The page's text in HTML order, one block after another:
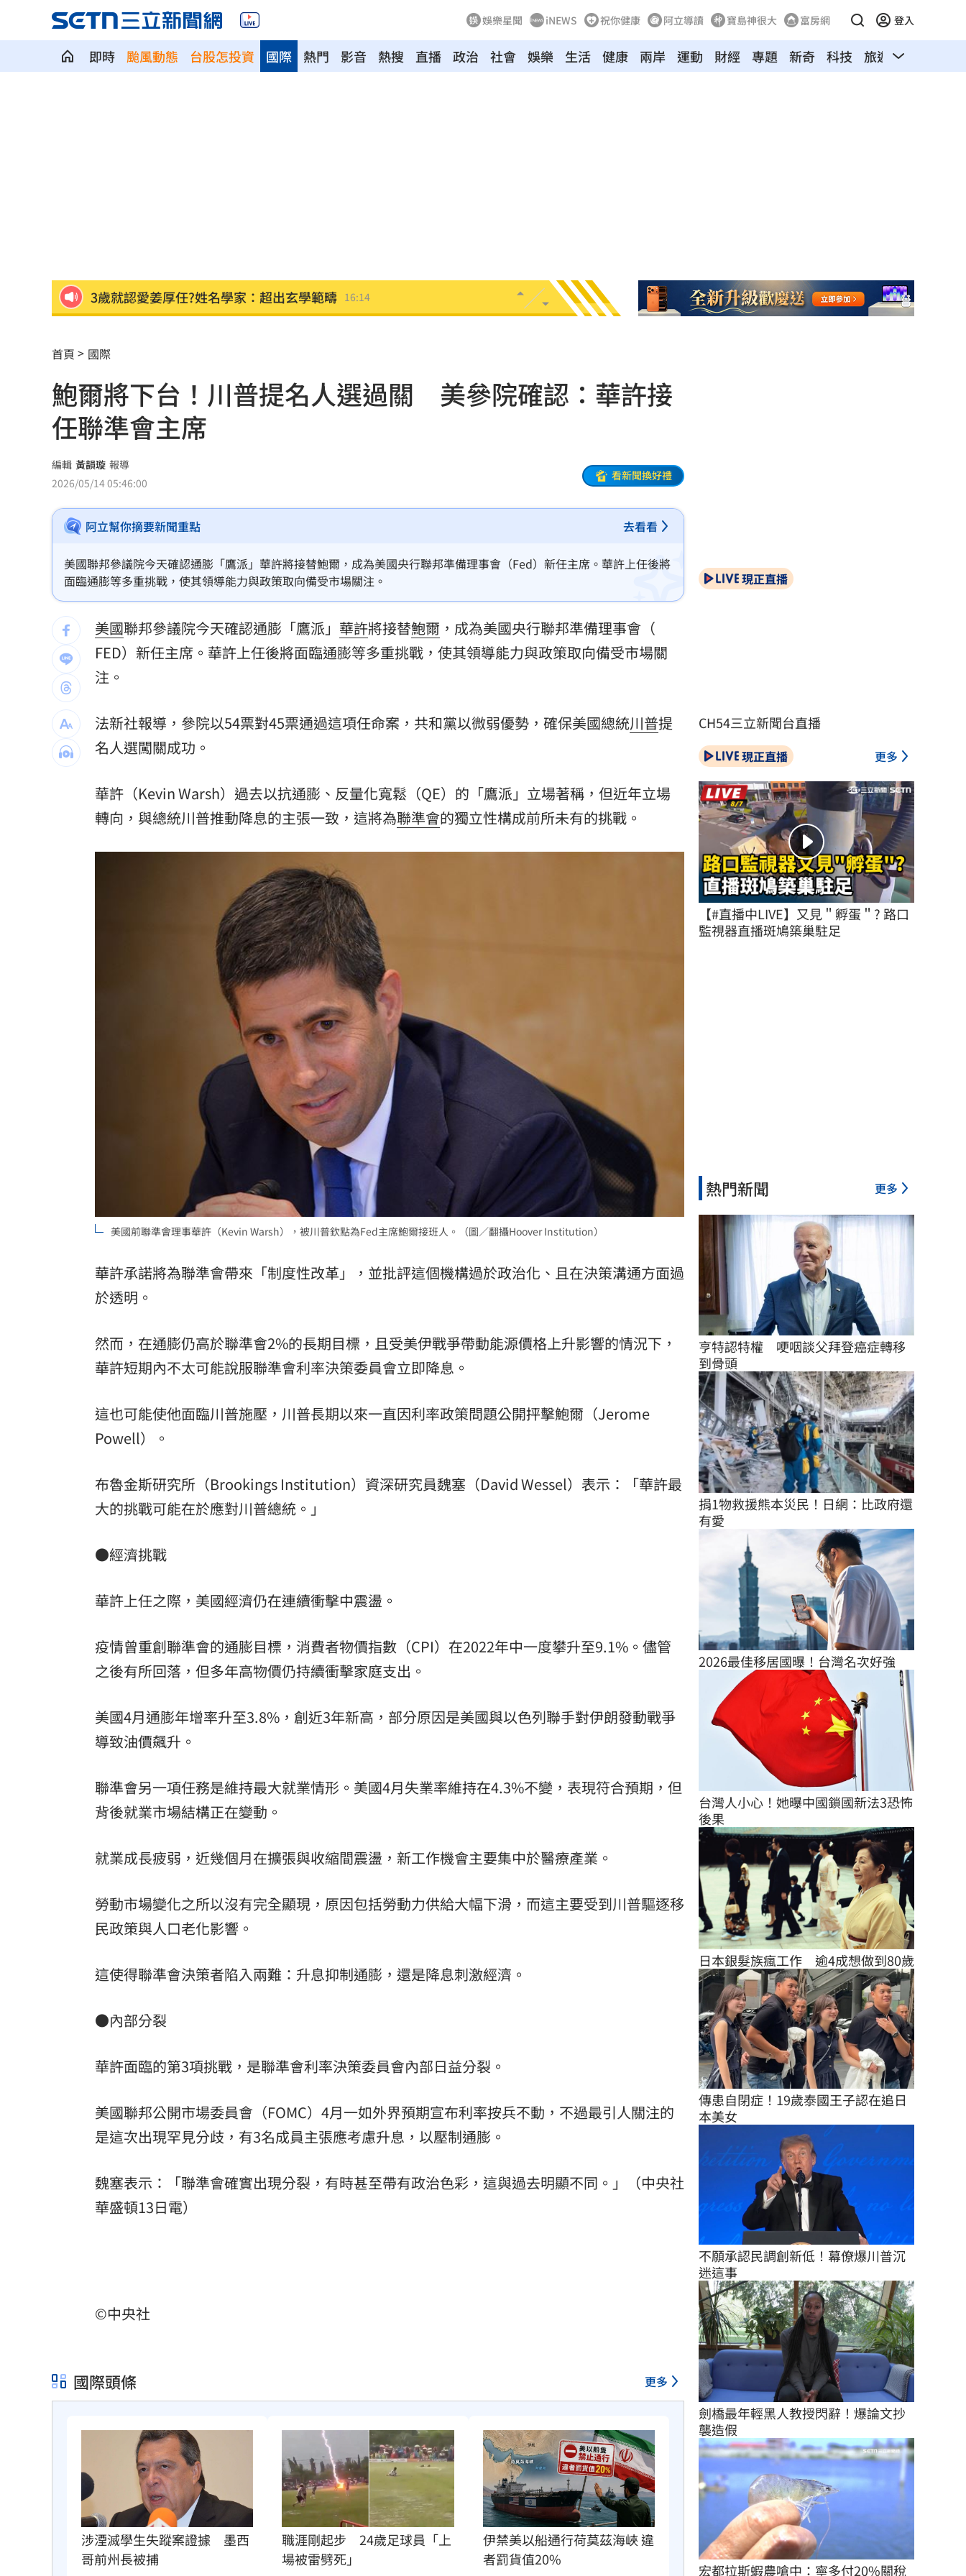
娛樂星聞 iNEWS 祝你健康 阿立導讀 寶島神很大 富房網 登入
即時 颱風動態 台股怎投資 熱門 影音 熱搜 直播 政治 社會 娛樂 生活 健康
國際 兩岸 運動 財經 專題 新奇 科技 旅遊 汽車
3歲就認愛姜厚任?姓名學家：超出玄學範疇 16:14
田路路生活拮据!74歲司馬玉嬌不忍疾呼1事
adidas推珍奶限定鞋！鞋墊藏微糖少冰密碼 16:01
台鐵帽混中國國徽帽 日管處致歉
又見三颱共存 鯨魚殘骸生成琵鷺颱風
林安可7月手感火燙卻下二軍 日媒爆原因
ATEEZ藍毯突跳震胸舞！崔傘跳完秒害羞
蔡壁如跨黨挺藍營的「她」認：藍白合不易 15:45
戀愛天花板人設破功！宋威龍翻車現場遭爆 15:42
凌晨曬懷念照惹哭網友 米可白感性告白 15:37
白海豚挾暴風擾台 飲料店玻璃門被吹倒 15:33
淡水社區高空拋物砸4車 1家3口遭警函送
台灣彩券開獎直播中 20:31
LIVE三立+24小時直播 15:27
商場戰國來臨 台中「頂奢大道」逐漸成形 12:00
台彩父親節推新刮刮樂千萬頭獎超「爸」氣 12:00
「拍片人的多重宇宙」職涯論壇9/12登場！ 10:30
8國球員齊聚高雄 Formosa 7s掀足球熱潮 10:00
理想混蛋號召粉絲跨海追星吃美食！ 18:15
首頁 國際
鮑爾將下台！川普提名人選過關 美參院確認：華許接
任聯準會主席
編輯 黃韻璇 報導
2026/05/14 05:46:00
看新聞換好禮
阿立幫你摘要新聞重點 去看看
美國聯邦參議院今天確認通膨「鷹派」華許將接替鮑爾，成為美國央行聯邦準備理事會（Fed）新任主席。華許上任後將
面臨通膨等多重挑戰，使其領導能力與政策取向備受市場關注。
美國聯邦參議院今天確認通膨「鷹派」 華許將接替鮑爾 ，成為美國央行聯邦準備理事會（
FED）新任主席。華許上任後將面臨通膨等多重挑戰，使其領導能力與政策取向備受市場關
注。
法新社報導，參院以54票對45票通過這項任命案，共和黨以微弱優勢，確保美國總統川普提
名人選闖關成功。
華許（Kevin Warsh）過去以抗通膨、反量化寬鬆（QE）的「鷹派」立場著稱，但近年立場
轉向，與總統川普推動降息的主張一致，這將為聯準會的獨立性構成前所未有的挑戰。
美國前聯準會理事華許（Kevin Warsh），被川普欽點為Fed主席鮑爾接班人。（圖／翻攝Hoover Institution）
華許承諾將為聯準會帶來「制度性改革」，並批評這個機構過於政治化、且在決策溝通方面過
於透明。
然而，在通膨仍高於聯準會2%的長期目標，且受美伊戰爭帶動能源價格上升影響的情況下，
華許短期內不太可能說服聯準會利率決策委員會立即降息。
這也可能使他面臨川普施壓，川普長期以來一直因利率政策問題公開抨擊鮑爾（Jerome
Powell）。
布魯金斯研究所（Brookings Institution）資深研究員魏塞（David Wessel）表示：「華許最
大的挑戰可能在於應對川普總統。」
●經濟挑戰
華許上任之際，美國經濟仍在連續衝擊中震盪。
疫情曾重創聯準會的通膨目標，消費者物價指數（CPI）在2022年中一度攀升至9.1%。儘管
之後有所回落，但多年高物價仍持續衝擊家庭支出。
美國4月通膨年增率升至3.8%，創近3年新高，部分原因是美國與以色列聯手對伊朗發動戰爭
導致油價飆升。
聯準會另一項任務是維持最大就業情形。美國4月失業率維持在4.3%不變，表現符合預期，但
背後就業市場結構正在變動。
就業成長疲弱，近幾個月在擴張與收縮間震盪，新工作機會主要集中於醫療產業。
勞動市場變化之所以沒有完全顯現，原因包括勞動力供給大幅下滑，而這主要受到川普驅逐移
民政策與人口老化影響。
這使得聯準會決策者陷入兩難：升息抑制通膨，還是降息刺激經濟。
●內部分裂
華許面臨的第3項挑戰，是聯準會利率決策委員會內部日益分裂。
美國聯邦公開市場委員會（FOMC）4月一如外界預期宣布利率按兵不動，不過最引人關注的
是這次出現罕見分歧，有3名成員主張應考慮升息，以壓制通膨。
魏塞表示：「聯準會確實出現分裂，有時甚至帶有政治色彩，這與過去明顯不同。」（中央社
華盛頓13日電）
©中央社
國際頭條 更多
涉湮滅學生失蹤案證據　墨西
哥前州長被捕
職涯剛起步　24歲足球員「上
場被雷劈死」
伊禁美以船通行荷莫茲海峽 違
者罰貨值20%
現正直播
CH54三立新聞台直播
現正直播 更多
【#直播中LIVE】又見＂孵蛋＂? 路口
監視器直播斑鳩築巢駐足
熱門新聞 更多
亨特認特權　哽咽談父拜登癌症轉移
到骨頭
捐1物救援熊本災民！日網：比政府還
有愛
2026最佳移居國曝！台灣名次好強
台灣人小心！她曝中國鎖國新法3恐怖
後果
日本銀髮族瘋工作　逾4成想做到80歲
傳患自閉症！19歲泰國王子認在追日
本美女
不願承認民調創新低！幕僚爆川普沉
迷這事
劍橋最年輕黑人教授閃辭！爆論文抄
襲造假
宏都拉斯蝦農嗆中：寧多付20%關稅